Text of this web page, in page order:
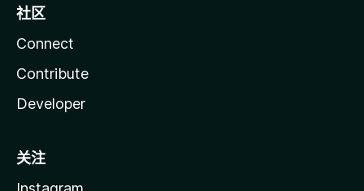
社区
Connect
Contribute
Developer
关注